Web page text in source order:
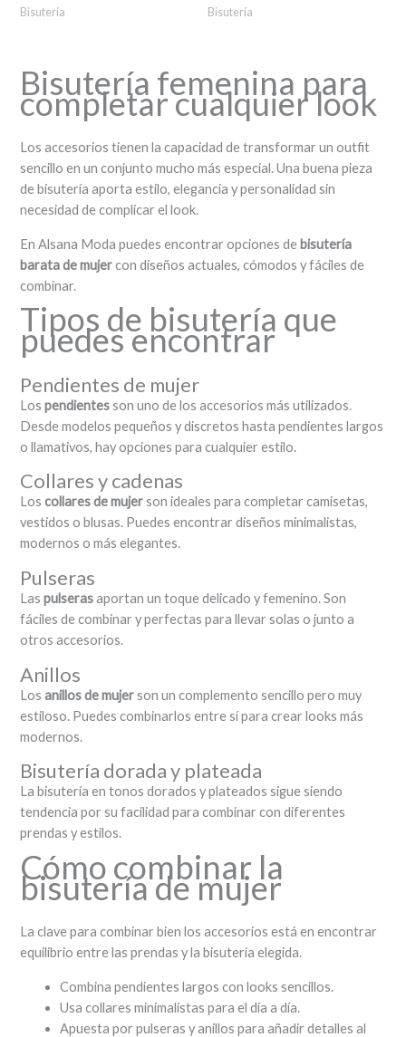
Bisutería Bisutería
Bisutería femenina para
completar cualquier look
Los accesorios tienen la capacidad de transformar un outfit
sencillo en un conjunto mucho más especial. Una buena pieza
de bisutería aporta estilo, elegancia y personalidad sin
necesidad de complicar el look.
En Alsana Moda puedes encontrar opciones de bisutería
barata de mujercon diseños actuales, cómodos y fáciles de
combinar.
Tipos de bisutería que
puedes encontrar
Pendientes de mujer
Lospendientesson uno de los accesorios más utilizados.
Desde modelos pequeños y discretos hasta pendientes largos
o llamativos, hay opciones para cualquier estilo.
Collares y cadenas
Loscollares de mujerson ideales para completar camisetas,
vestidos o blusas. Puedes encontrar diseños minimalistas,
modernos o más elegantes.
Pulseras
Laspulserasaportan un toque delicado y femenino. Son
fáciles de combinar y perfectas para llevar solas o junto a
otros accesorios.
Anillos
Losanillos de mujerson un complemento sencillo pero muy
estiloso. Puedes combinarlos entre sí para crear looks más
modernos.
Bisutería dorada y plateada
La bisutería en tonos dorados y plateados sigue siendo
tendencia por su facilidad para combinar con diferentes
prendas y estilos.
Cómo combinar la
bisutería de mujer
La clave para combinar bien los accesorios está en encontrar
equilibrio entre las prendas y la bisutería elegida.
Combina pendientes largos con looks sencillos.
Usa collares minimalistas para el día a día.
Apuesta por pulseras y anillos para añadir detalles al